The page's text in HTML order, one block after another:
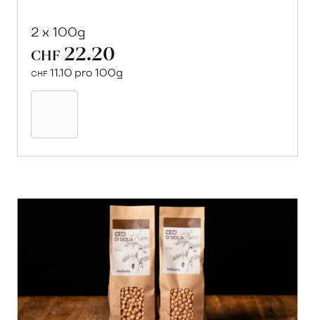
2 x 100g
CHF 22.20
CHF 11.10 pro 100g